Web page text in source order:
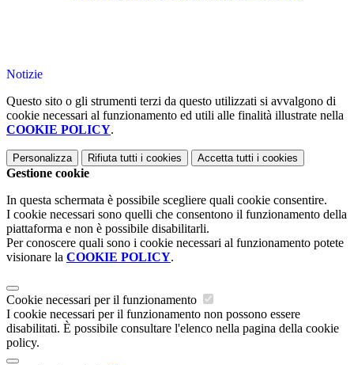
Notizie
Questo sito o gli strumenti terzi da questo utilizzati si avvalgono di
cookie necessari al funzionamento ed utili alle finalità illustrate nella
COOKIE POLICY.
Personalizza Rifiuta tutti i cookies Accetta tutti i cookies
Gestione cookie
In questa schermata è possibile scegliere quali cookie consentire.
I cookie necessari sono quelli che consentono il funzionamento della
piattaforma e non è possibile disabilitarli.
Per conoscere quali sono i cookie necessari al funzionamento potete
visionare la COOKIE POLICY.
Cookie necessari per il funzionamento
I cookie necessari per il funzionamento non possono essere
disabilitati. È possibile consultare l'elenco nella pagina della cookie
policy.